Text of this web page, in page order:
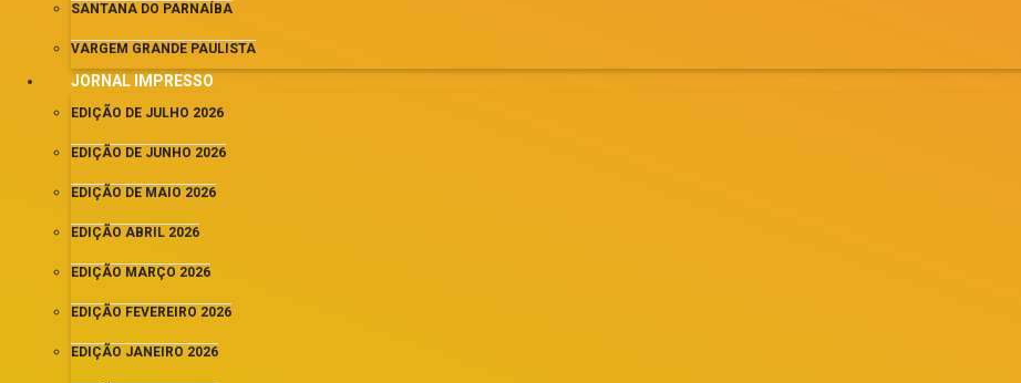
SANTANA DO PARNAÍBA
VARGEM GRANDE PAULISTA
JORNAL IMPRESSO
EDIÇÃO DE JULHO 2026
EDIÇÃO DE JUNHO 2026
EDIÇÃO DE MAIO 2026
EDIÇÃO ABRIL 2026
EDIÇÃO MARÇO 2026
EDIÇÃO FEVEREIRO 2026
EDIÇÃO JANEIRO 2026